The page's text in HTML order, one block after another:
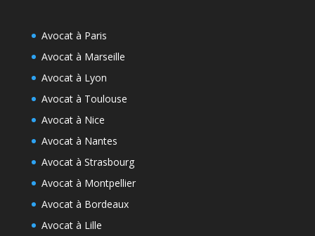
Avocat à Paris
Avocat à Marseille
Avocat à Lyon
Avocat à Toulouse
Avocat à Nice
Avocat à Nantes
Avocat à Strasbourg
Avocat à Montpellier
Avocat à Bordeaux
Avocat à Lille